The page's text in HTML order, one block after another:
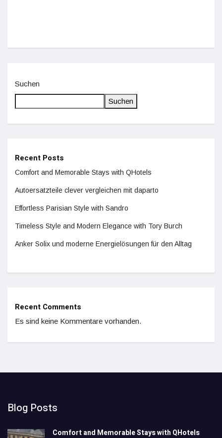
Suchen
Suchen
Recent Posts
Comfort and Memorable Stays with QHotels
Autoersatzteile clever vergleichen mit daparto
Effortless Parisian Style with Sandro
Timeless Style and Modern Elegance with Tory Burch
Anker Solix und moderne Energielösungen für den Alltag
Recent Comments
Es sind keine Kommentare vorhanden.
Blog Posts
Comfort and Memorable Stays with QHotels